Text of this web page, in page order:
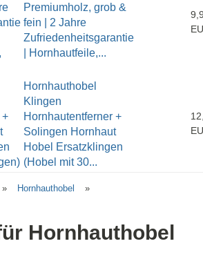
Premiumholz, grob &
fein | 2 Jahre
Zufriedenheitsgarantie
| Hornhautfeile,...
Hornhauthobel
Klingen
Hornhautentferner +
Solingen Hornhaut
Hobel Ersatzklingen
(Hobel mit 30...
» Hornhauthobel »
Hornhauthobel